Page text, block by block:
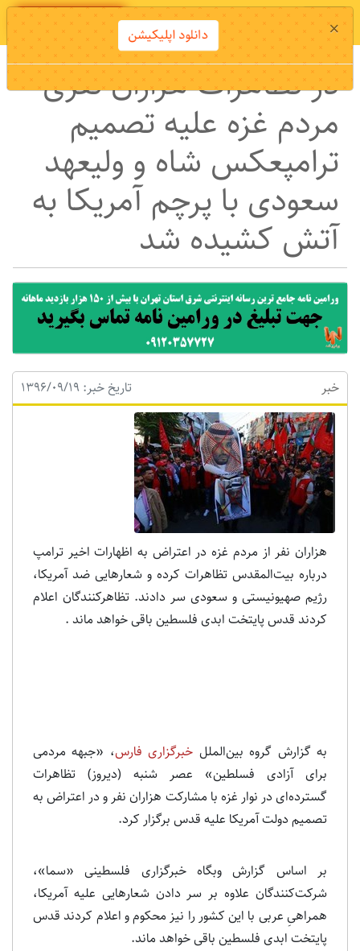
دانلود اپلیکیشن
در تظاهرات هزاران نفری
مردم غزه علیه تصمیم
ترامپعکس شاه و ولیعهد
سعودی با پرچم‌ آمریکا به
آتش کشیده شد
خبر تاریخ خبر: 1396/09/19
هزاران نفر از مردم غزه در اعتراض به اظهارات اخیر ترامپ
درباره بیت‌المقدس تظاهرات کرده و شعارهایی ضد آمریکا،
رژیم صهیونیستی و سعودی سر دادند. تظاهرکنندگان اعلام
کردند قدس پایتخت ابدی فلسطین باقی خواهد ماند .
به گزارش گروه بین‌الملل خبرگزاری فارس، «جبهه مردمی
برای آزادی فسلطین» عصر شنبه (دیروز) تظاهرات
گسترده‌ای در نوار غزه با مشارکت هزاران نفر و در اعتراض به
تصمیم دولت آمریکا علیه قدس برگزار کرد.
بر اساس گزارش وبگاه خبرگزاری فلسطینی «سما»،
شرکت‌کنندگان علاوه بر سر دادن شعارهایی علیه آمریکا،
همراهیِ عربی با این کشور را نیز محکوم و اعلام کردند قدس
پایتخت ابدی فلسطین باقی خواهد ماند.
× دانلود اپلیکیشن